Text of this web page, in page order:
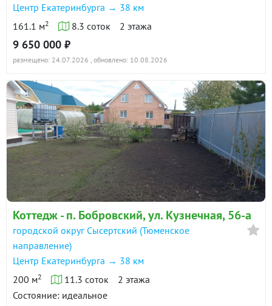
Центр Екатеринбурга → 38 км
161.1 м2 8.3 соток 2 этажа
9 650 000 ₽
размещено: 24.07.2026 , обновлено: 10.08.2026
Коттедж - п. Бобровский, ул. Кузнечная, 56-а
городской округ Сысертский (Тюменское
направление)
Центр Екатеринбурга → 38 км
200 м2 11.3 соток
2 этажа
Состояние: идеальное